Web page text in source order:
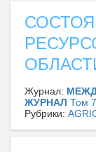
Журнал:
ЖУРНАЛ Том
Рубрики: